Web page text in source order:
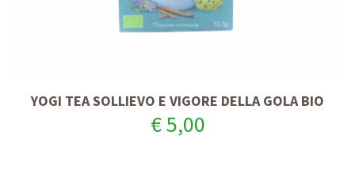
YOGI TEA SOLLIEVO E VIGORE DELLA GOLA BIO
€ 5,00